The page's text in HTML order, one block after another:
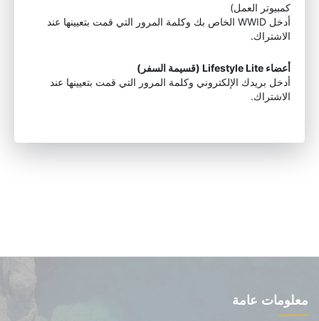
كمبيوتر العمل)
أدخل WWID الخاص بك وكلمة المرور التي قمت بتعيينها عند
الاشتراك.
أعضاء Lifestyle Lite (قسيمة السفر)
أدخل بريدك الإلكتروني وكلمة المرور التي قمت بتعيينها عند
الاشتراك.
معلومات عامة